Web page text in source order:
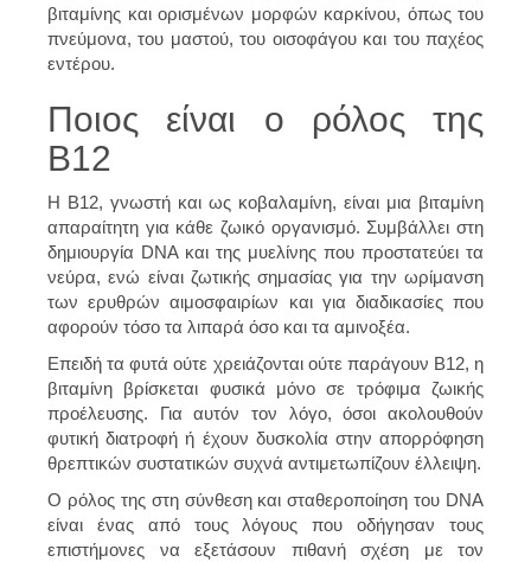
βιταμίνης και ορισμένων μορφών καρκίνου, όπως του
πνεύμονα, του μαστού, του οισοφάγου και του παχέος
εντέρου.
Ποιος είναι ο ρόλος της
B12
Η Β12, γνωστή και ως κοβαλαμίνη, είναι μια βιταμίνη
απαραίτητη για κάθε ζωικό οργανισμό. Συμβάλλει στη
δημιουργία DNA και της μυελίνης που προστατεύει τα
νεύρα, ενώ είναι ζωτικής σημασίας για την ωρίμανση
των ερυθρών αιμοσφαιρίων και για διαδικασίες που
αφορούν τόσο τα λιπαρά όσο και τα αμινοξέα.
Επειδή τα φυτά ούτε χρειάζονται ούτε παράγουν Β12, η
βιταμίνη βρίσκεται φυσικά μόνο σε τρόφιμα ζωικής
προέλευσης. Για αυτόν τον λόγο, όσοι ακολουθούν
φυτική διατροφή ή έχουν δυσκολία στην απορρόφηση
θρεπτικών συστατικών συχνά αντιμετωπίζουν έλλειψη.
Ο ρόλος της στη σύνθεση και σταθεροποίηση του DNA
είναι ένας από τους λόγους που οδήγησαν τους
επιστήμονες να εξετάσουν πιθανή σχέση με τον